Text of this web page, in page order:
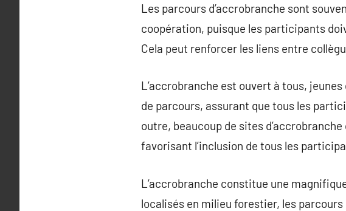
Les parcours d’accrobranche sont
coopération, puisque les participants
Cela peut renforcer les liens entre
L’accrobranche est ouvert à tous,
de parcours, assurant que tous les
outre, beaucoup de sites
favorisant l’inclusion de tous les
L’accrobranche constitue une
localisés en milieu forestier, les